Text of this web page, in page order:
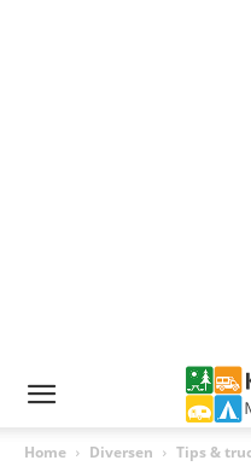
Home Diversen Tips &